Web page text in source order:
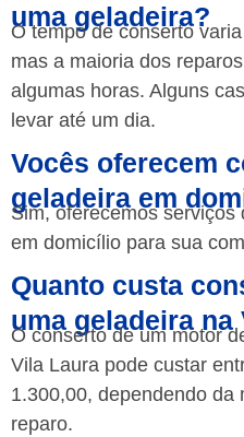
uma geladeira?
O tempo de conserto
mas a maioria dos
algumas horas. Alguns
levar até um dia.
Vocês oferecem
geladeira em
Sim, oferecemos
em domicílio para sua
Quanto custa
uma geladeira na
O conserto de um motor
Vila Laura pode custar
1.300,00, dependendo da
reparo.